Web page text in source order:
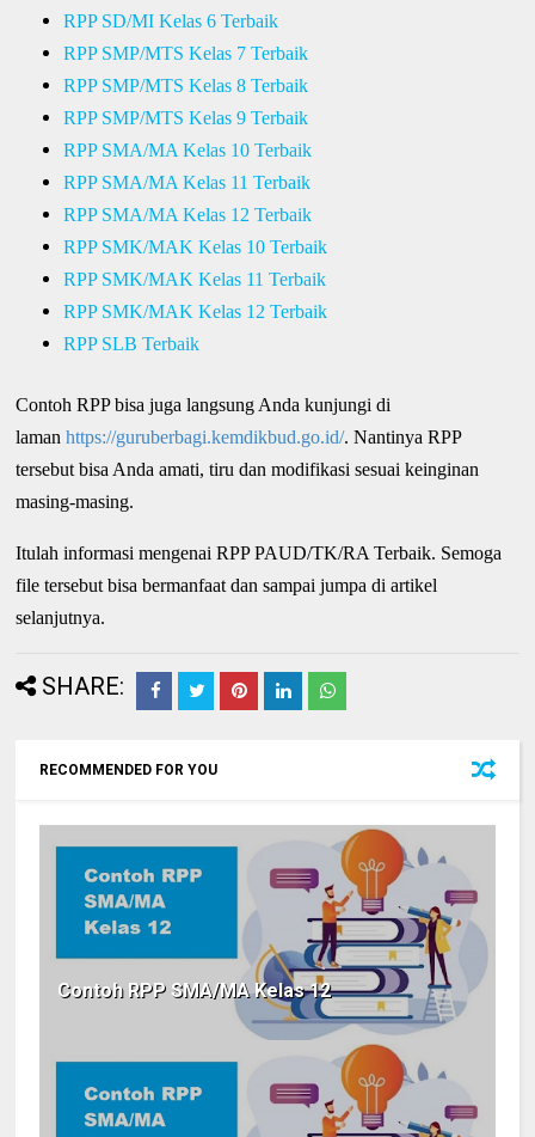
RPP SD/MI Kelas 6 Terbaik
RPP SMP/MTS Kelas 7 Terbaik
RPP SMP/MTS Kelas 8 Terbaik
RPP SMP/MTS Kelas 9 Terbaik
RPP SMA/MA Kelas 10 Terbaik
RPP SMA/MA Kelas 11 Terbaik
RPP SMA/MA Kelas 12 Terbaik
RPP SMK/MAK Kelas 10 Terbaik
RPP SMK/MAK Kelas 11 Terbaik
RPP SMK/MAK Kelas 12 Terbaik
RPP SLB Terbaik
Contoh RPP bisa juga langsung Anda kunjungi di
lamanhttps://guruberbagi.kemdikbud.go.id/. Nantinya RPP
tersebut bisa Anda amati, tiru dan modifikasi sesuai keinginan
masing-masing.
Itulah informasi mengenai RPP PAUD/TK/RA Terbaik. Semoga
file tersebut bisa bermanfaat dan sampai jumpa di artikel
selanjutnya.
SHARE:
RECOMMENDED FOR YOU
Contoh RPP SMA/MA Kelas 12